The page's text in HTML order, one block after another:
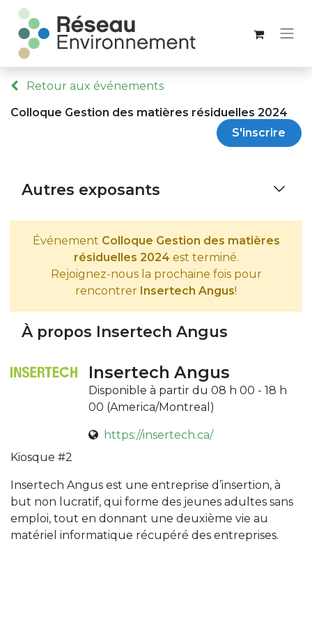
Retour aux événements
Colloque Gestion des matières résiduelles 2024
S'inscrire
Autres exposants
Événement Colloque Gestion des matières
résiduelles 2024 est terminé.
Rejoignez-nous la prochaine fois pour
rencontrer Insertech Angus!
À propos Insertech Angus
Insertech Angus
Disponible à partir du 08 h 00 - 18 h
00 (America/Montreal )
https://insertech.ca/
Kiosque #2
Insertech Angus est une entreprise d’insertion, à
but non lucratif, qui forme des jeunes adultes sans
emploi, tout en donnant une deuxième vie au
matériel informatique récupéré des entreprises.